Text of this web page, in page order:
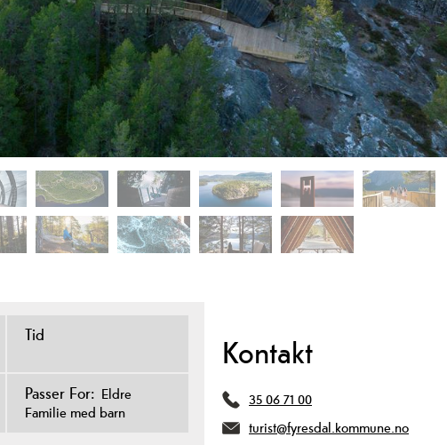
Tid
Passer For: Eldre
Familie med barn
Kontakt
35 06 71 00
turist@fyresdal.kommune.no